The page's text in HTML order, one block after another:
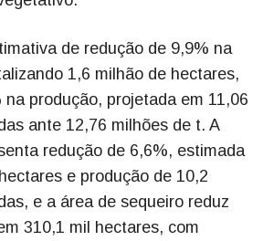
de redução de 9,9% na
1,6 milhão de hectares,
produção, projetada em 11,06
ante 12,76 milhões de t. A
redução de 6,6%, estimada
e produção de 10,2
e a área de sequeiro reduz
310,1 mil hectares, com